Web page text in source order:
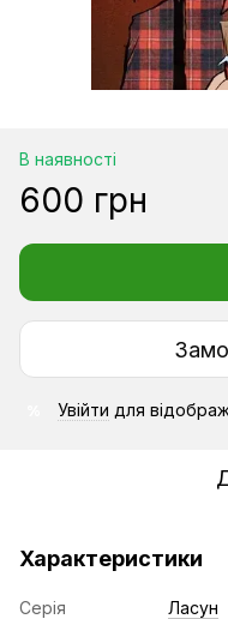
В наявності
600 грн
Увійти для
Характеристики
Серія
Ласун